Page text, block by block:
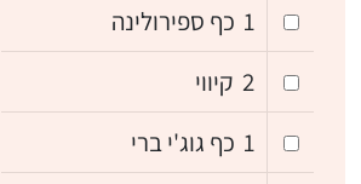
1 כף ספירולינה
2 קיווי
1 כף גוג'י ברי